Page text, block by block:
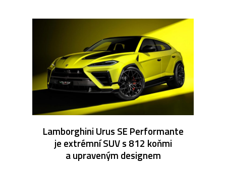
Lamborghini Urus SE Performante
je extrémní SUV s 812 koňmi
a upraveným designem